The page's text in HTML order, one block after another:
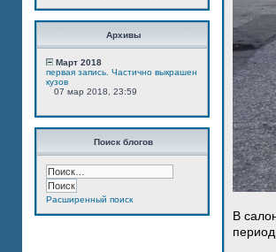
Архивы
Март 2018
первая запись. Частично выкрашен
кузов
07 мар 2018, 23:59
Поиск блогов
Расширенный поиск
В